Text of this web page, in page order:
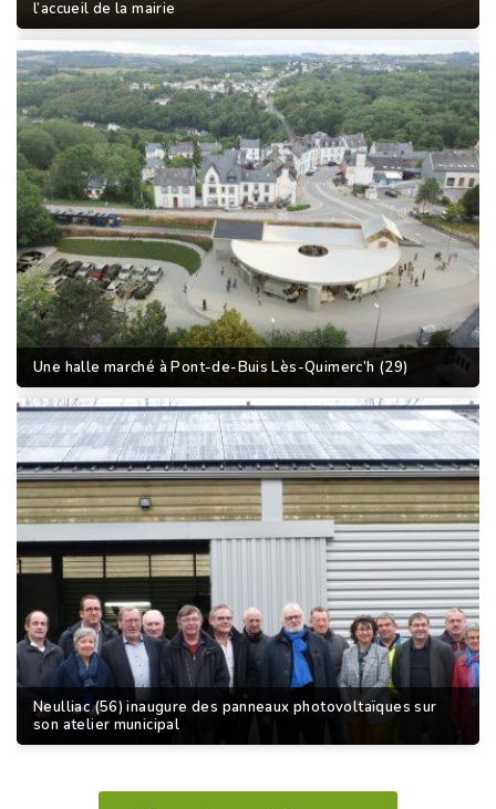
l’accueil de la mairie
Une halle marché à Pont-de-Buis Lès-Quimerc’h (29)
Neulliac (56) inaugure des panneaux photovoltaïques sur
son atelier municipal